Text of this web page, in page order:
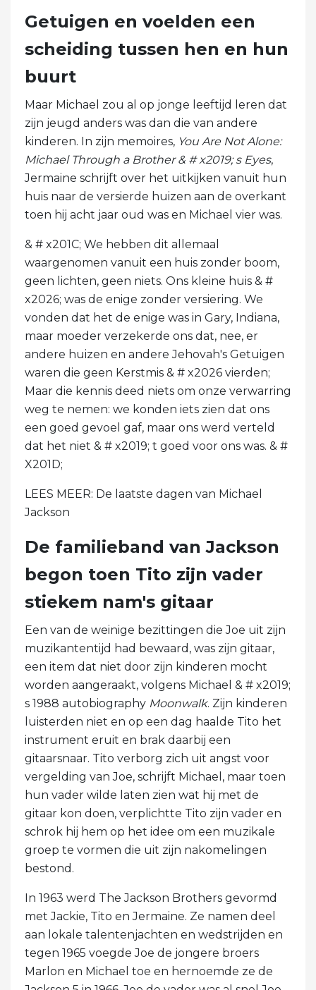
Getuigen en voelden een
scheiding tussen hen en hun
buurt
Maar Michael zou al op jonge leeftijd leren dat
zijn jeugd anders was dan die van andere
kinderen. In zijn memoires, You Are Not Alone: ​​
Michael Through a Brother & # x2019; s Eyes,
Jermaine schrijft over het uitkijken vanuit hun
huis naar de versierde huizen aan de overkant
toen hij acht jaar oud was en Michael vier was.
& # x201C; We hebben dit allemaal
waargenomen vanuit een huis zonder boom,
geen lichten, geen niets. Ons kleine huis & #
x2026; was de enige zonder versiering. We
vonden dat het de enige was in Gary, Indiana,
maar moeder verzekerde ons dat, nee, er
andere huizen en andere Jehovah's Getuigen
waren die geen Kerstmis & # x2026 vierden;
Maar die kennis deed niets om onze verwarring
weg te nemen: we konden iets zien dat ons
een goed gevoel gaf, maar ons werd verteld
dat het niet & # x2019; t goed voor ons was. & #
X201D;
LEES MEER: De laatste dagen van Michael
Jackson
De familieband van Jackson
begon toen Tito zijn vader
stiekem nam's gitaar
Een van de weinige bezittingen die Joe uit zijn
muzikantentijd had bewaard, was zijn gitaar,
een item dat niet door zijn kinderen mocht
worden aangeraakt, volgens Michael & # x2019;
s 1988 autobiography Moonwalk. Zijn kinderen
luisterden niet en op een dag haalde Tito het
instrument eruit en brak daarbij een
gitaarsnaar. Tito verborg zich uit angst voor
vergelding van Joe, schrijft Michael, maar toen
hun vader wilde laten zien wat hij met de
gitaar kon doen, verplichtte Tito zijn vader en
schrok hij hem op het idee om een ​​muzikale
groep te vormen die uit zijn nakomelingen
bestond.
In 1963 werd The Jackson Brothers gevormd
met Jackie, Tito en Jermaine. Ze namen deel
aan lokale talentenjachten en wedstrijden en
tegen 1965 voegde Joe de jongere broers
Marlon en Michael toe en hernoemde ze de